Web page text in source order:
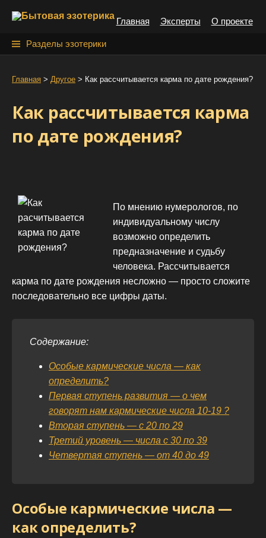
Главная Эксперты О проекте
Разделы эзотерики
й
и
Главная > Другое > Как рассчитывается карма по дате рождения?
Как рассчитывается карма
по дате рождения?
По мнению нумерологов, по
индивидуальному числу
возможно определить
предназначение и судьбу
человека. Рассчитывается
карма по дате рождения несложно — просто сложите
последовательно все цифры даты.
Содержание:
Особые кармические числа — как
определить?
Первая ступень развития — о чем
говорят нам кармические числа 10-19 ?
Вторая ступень — с 20 по 29
Третий уровень — числа с 30 по 39
Четвертая ступень — от 40 до 49
Особые кармические числа —
как определить?